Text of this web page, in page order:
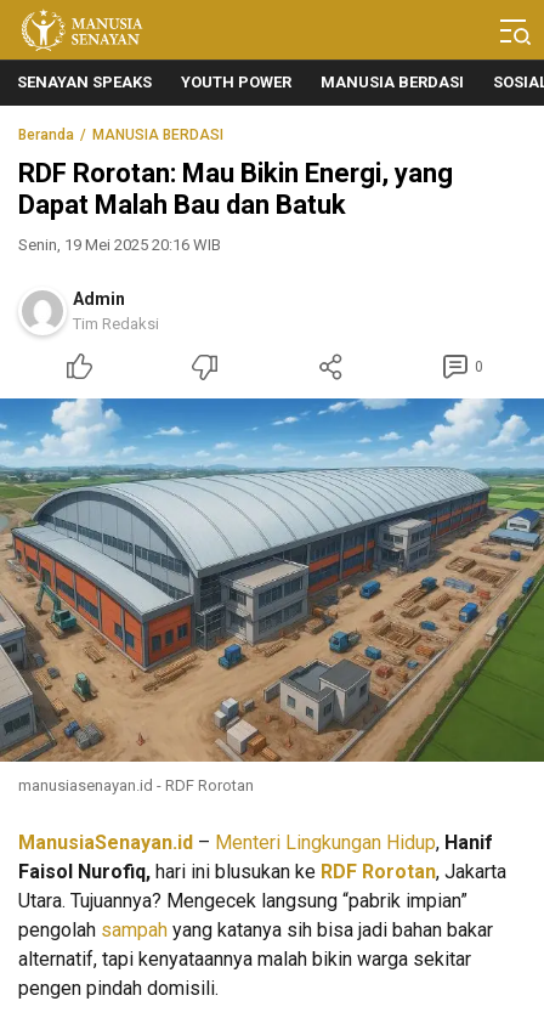
Manusia Senayan
Manusia Bicara, Senayan Bersuara
SENAYAN SPEAKS YOUTH POWER MANUSIA BERDASI
Beranda MANUSIA BERDASI
RDF Rorotan: Mau Bikin Energi, yang
Dapat Malah Bau dan Batuk
Senin, 19 Mei 2025 20:16 WIB
Admin
Tim Redaksi
0
manusiasenayan.id - RDF Rorotan
ManusiaSenayan.id – Menteri Lingkungan Hidup, Hanif
Faisol Nurofiq, hari ini blusukan ke RDF Rorotan, Jakarta
Utara. Tujuannya? Mengecek langsung “pabrik impian”
pengolah sampah yang katanya sih bisa jadi bahan bakar
alternatif, tapi kenyataannya malah bikin warga sekitar
pengen pindah domisili.